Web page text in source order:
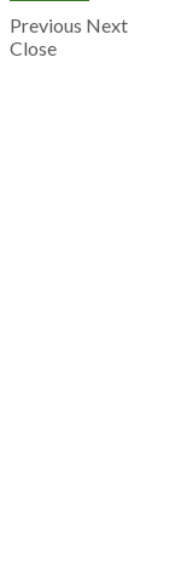
Previous Next
Close